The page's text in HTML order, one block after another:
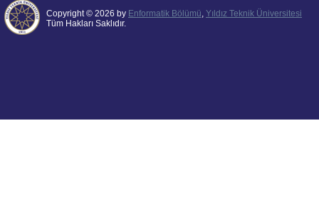
Copyright © 2026 by Enformatik Bölümü, Yıldız Teknik Üniversitesi
Tüm Hakları Saklıdır.